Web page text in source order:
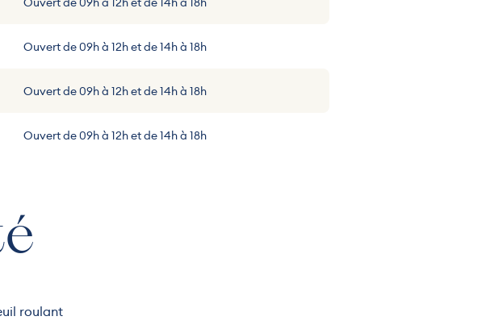
Ouvert de 09h à 12h et de 14h à 18h
Ouvert de 09h à 12h et de 14h à 18h
Ouvert de 09h à 12h et de 14h à 18h
roulant